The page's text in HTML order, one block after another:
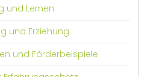
und Lernen
und Erziehung
und Förderbeispiele